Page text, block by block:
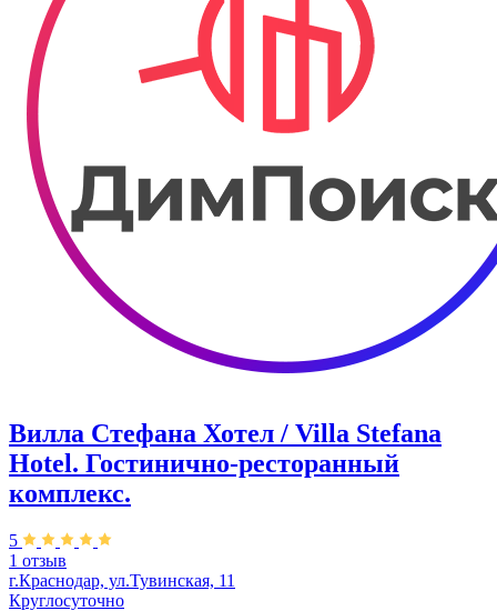
Вилла Стефана Хотел / Villa Stefana
Hotel. Гостинично-ресторанный
комплекс.
5
1 отзыв
г.Краснодар, ул.Тувинская, 11
Круглосуточно